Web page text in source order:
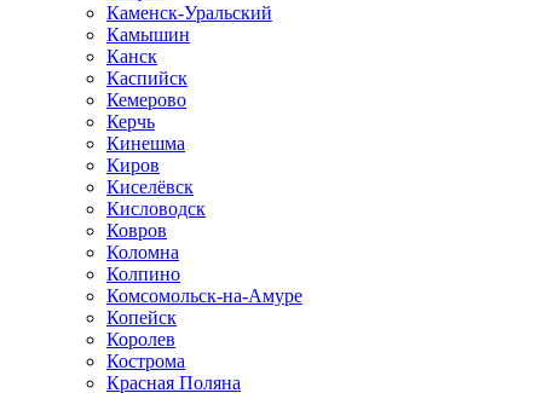
Каменск-Уральский
Камышин
Канск
Каспийск
Кемерово
Керчь
Кинешма
Киров
Киселёвск
Кисловодск
Ковров
Коломна
Колпино
Комсомольск-на-Амуре
Копейск
Королев
Кострома
Красная Поляна